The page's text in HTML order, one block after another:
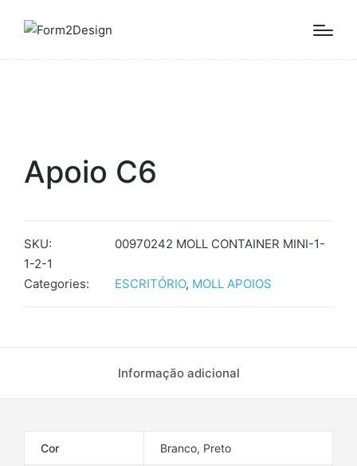
Apoio C6
SKU:
00970242 MOLL CONTAINER MINI-1-
1-2-1
Categories:
ESCRITÓRIO, MOLL APOIOS
Informação adicional
Cor Branco, Preto